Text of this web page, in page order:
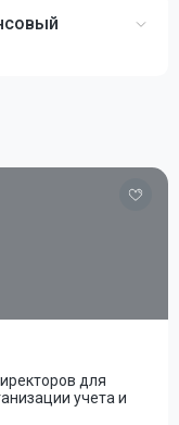
для
учета и